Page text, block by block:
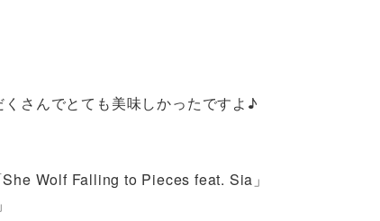
さんでとても美味しかったですよ♪
Wolf Falling to Pieces feat. Sia」